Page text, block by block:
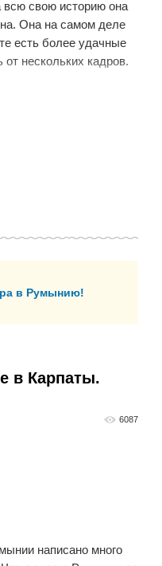
всю свою историю она
Она на самом деле
есть более удачные
нескольких кадров.
...
в Румынию!
в Карпаты.
6087
написано много